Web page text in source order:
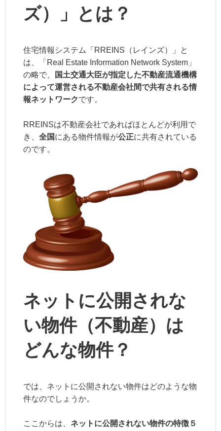
ズ）」とは？
住宅情報システム「RREINS（レインズ）」と
は、「Real Estate Information Network System」
の略で、
国土交通大臣が指定した不動産流通機構
によって運営される不動産会社間で共有される情
報ネットワークです。
RREINSは不動産会社であればほとんどが利用で
き、 全国にある物件情報が公正に共有されている
のです。
ネットに公開されな
い物件（不動産）は
どんな物件？
では、ネットに公開されない物件はどのような物
件なのでしょうか。
ここからは、 ネットに公開されない物件の特徴５